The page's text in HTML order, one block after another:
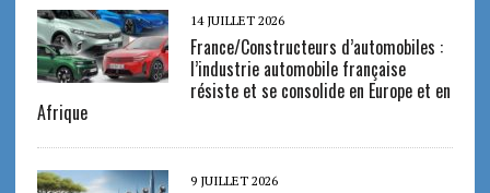
14 JUILLET 2026
France/Constructeurs d’automobiles :
l’industrie automobile française
résiste et se consolide en Europe et en
Afrique
9 JUILLET 2026